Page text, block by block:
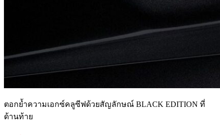
ตอกย้ำความเอกซ์คลูซีฟด้วยสัญลักษณ์ BLACK EDITION ที่
ด้านท้าย